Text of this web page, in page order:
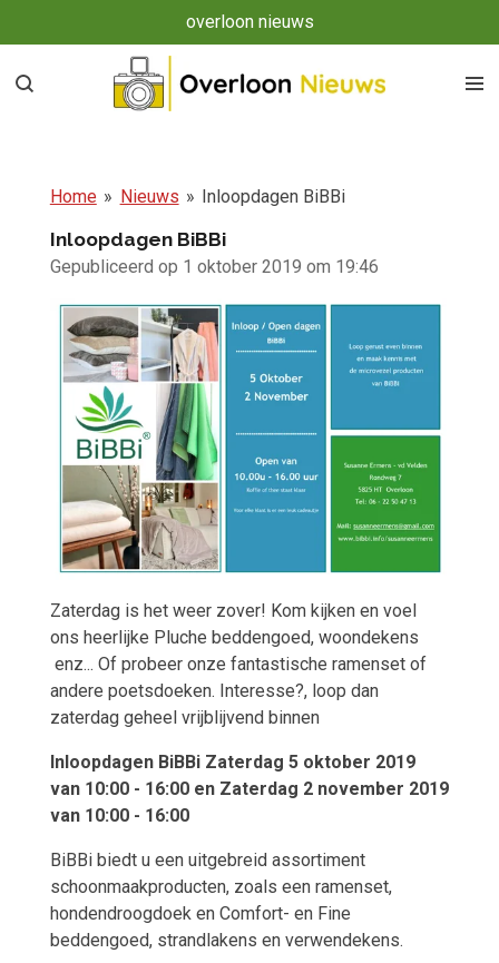
direct
naar
overloon nieuws
Home » Nieuws » Inloopdagen BiBBi
Inloopdagen BiBBi
Gepubliceerd op 1 oktober 2019 om 19:46
Zaterdag is het weer zover! Kom kijken en voel
ons heerlijke Pluche beddengoed, woondekens
enz... Of probeer onze fantastische ramenset of
andere poetsdoeken. Interesse?, loop dan
zaterdag geheel vrijblijvend binnen
Inloopdagen BiBBi Zaterdag 5 oktober 2019
van 10:00 - 16:00 en Zaterdag 2 november 2019
van 10:00 - 16:00
BiBBi biedt u een uitgebreid assortiment
schoonmaakproducten, zoals een ramenset,
hondendroogdoek en Comfort- en Fine
beddengoed, strandlakens en verwendekens.